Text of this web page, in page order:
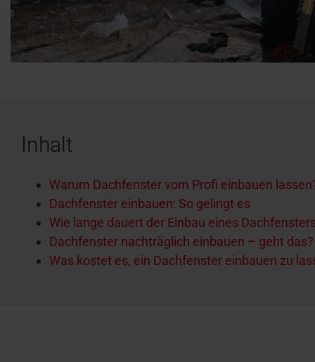
Inhalt
Warum Dachfenster vom Profi einbauen
Dachfenster einbauen: So gelingt es
Wie lange dauert der Einbau eines
Dachfenster nachträglich einbauen – geht das?
Was kostet es, ein Dachfenster einbauen zu